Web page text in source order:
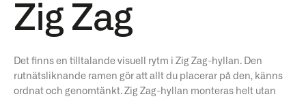
Zig Zag
Det finns en tilltalande visuell rytm i Zig Zag-hyllan. Den
rutnätsliknande ramen gör att allt du placerar på den, känns
ordnat och genomtänkt. Zig Zag-hyllan monteras helt utan